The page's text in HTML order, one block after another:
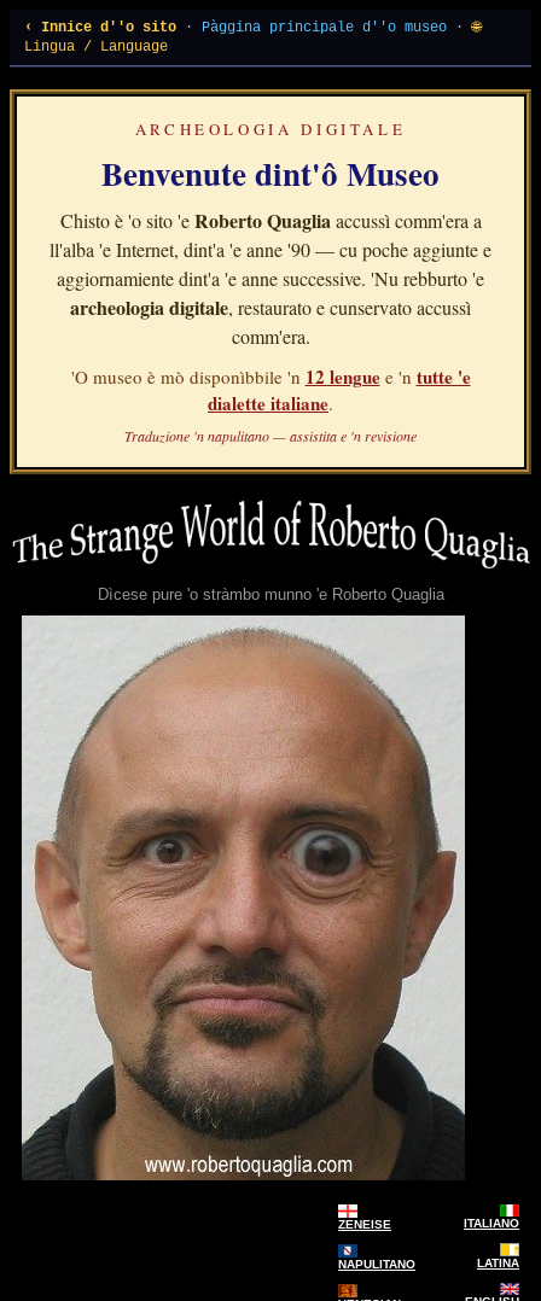
‹ Innice d''o sito · Pàggina principale d''o museo ·🌐
Lingua / Language
ARCHEOLOGIA DIGITALE
Benvenute dint'ô Museo
Chisto è 'o sito 'eRoberto Quaglia accussì comm'era a
ll'alba 'e Internet, dint'a 'e anne '90 — cu poche aggiunte e
aggiornamiente dint'a 'e anne successive. 'Nu rebburto 'e
archeologia digitale, restaurato e cunservato accussì
comm'era.
'O museo è mò disponìbbile 'n 12 lenguee 'n tutte 'e
dialette italiane.
Traduzione 'n napulitano — assistita e 'n revisione
Dìcese pure 'o stràmbo munno 'e Roberto Quaglia
ZENEISE
NAPULITANO
ITALIANO
LATINA